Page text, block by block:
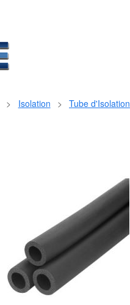
> Isolation > Tube d'Isolation